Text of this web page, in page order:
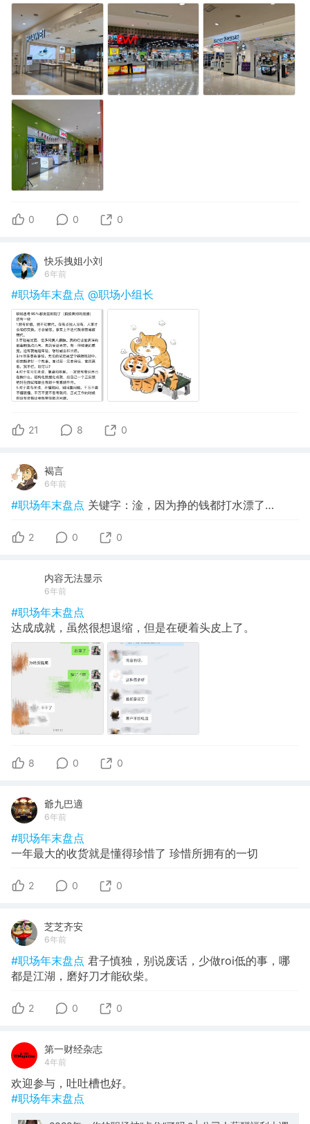
0 0 0
快乐拽姐小刘
6年前
#职场年末盘点 @职场小组长
21 8 0
褐言
6年前
#职场年末盘点 关键字：淦，因为挣的钱都打水漂了…
2 0 0
内容无法显示
6年前
#职场年末盘点
达成成就，虽然很想退缩，但是在硬着头皮上了。
8 0 0
爺九巴適
6年前
#职场年末盘点
一年最大的收货就是懂得珍惜了 珍惜所拥有的一切
2 0 0
芝芝齐安
6年前
#职场年末盘点 君子慎独，别说废话，少做roi低的事，哪
都是江湖，磨好刀才能砍柴。
2 0 0
第一财经杂志
4年前
欢迎参与，吐吐槽也好。
#职场年末盘点